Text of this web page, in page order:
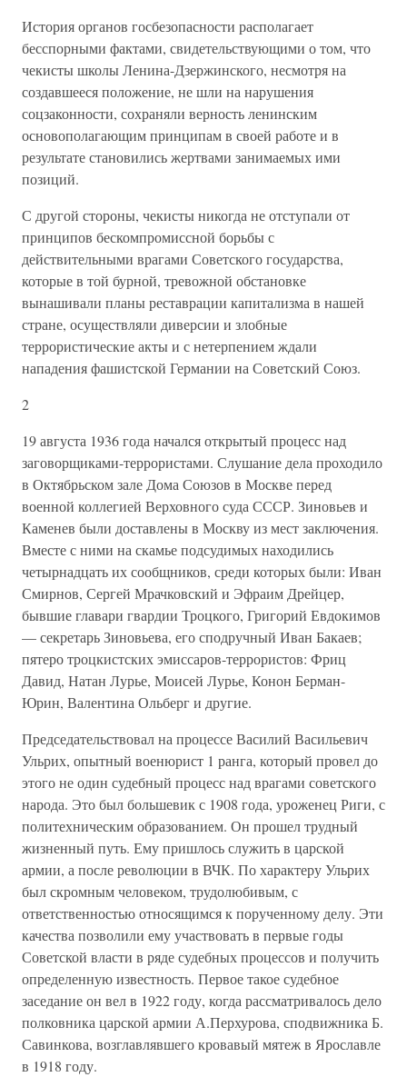
История органов госбезопасности располагает
бесспорными фактами, свидетельствующими о том, что
чекисты школы Ленина-Дзержинского, несмотря на
создавшееся положение, не шли на нарушения
соцзаконности, сохраняли верность ленинским
основополагающим принципам в своей работе и в
результате становились жертвами занимаемых ими
позиций.
С другой стороны, чекисты никогда не отступали от
принципов бескомпромиссной борьбы с
действительными врагами Советского государства,
которые в той бурной, тревожной обстановке
вынашивали планы реставрации капитализма в нашей
стране, осуществляли диверсии и злобные
террористические акты и с нетерпением ждали
нападения фашистской Германии на Советский Союз.
2
19 августа 1936 года начался открытый процесс над
заговорщиками-террористами. Слушание дела проходило
в Октябрьском зале Дома Союзов в Москве перед
военной коллегией Верховного суда СССР. Зиновьев и
Каменев были доставлены в Москву из мест заключения.
Вместе с ними на скамье подсудимых находились
четырнадцать их сообщников, среди которых были: Иван
Смирнов, Сергей Мрачковский и Эфраим Дрейцер,
бывшие главари гвардии Троцкого, Григорий Евдокимов
— секретарь Зиновьева, его сподручный Иван Бакаев;
пятеро троцкистских эмиссаров-террористов: Фриц
Давид, Натан Лурье, Моисей Лурье, Конон Берман-
Юрин, Валентина Ольберг и другие.
Председательствовал на процессе Василий Васильевич
Ульрих, опытный военюрист 1 ранга, который провел до
этого не один судебный процесс над врагами советского
народа. Это был большевик с 1908 года, уроженец Риги, с
политехническим образованием. Он прошел трудный
жизненный путь. Ему пришлось служить в царской
армии, а после революции в ВЧК. По характеру Ульрих
был скромным человеком, трудолюбивым, с
ответственностью относящимся к порученному делу. Эти
качества позволили ему участвовать в первые годы
Советской власти в ряде судебных процессов и получить
определенную известность. Первое такое судебное
заседание он вел в 1922 году, когда рассматривалось дело
полковника царской армии А.Перхурова, сподвижника Б.
Савинкова, возглавлявшего кровавый мятеж в Ярославле
в 1918 году.